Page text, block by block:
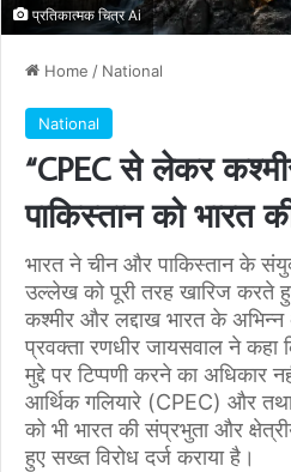
प्रतिकात्मक चित्र Ai
Home / National
National
“CPEC से लेकर
पाकिस्तान को भारत
भारत ने चीन और पाकिस्तान के
उल्लेख को पूरी तरह खारिज करते
कश्मीर और लद्दाख भारत के
प्रवक्ता रणधीर जायसवाल ने कहा
मुद्दे पर टिप्पणी करने का अधिकार
आर्थिक गलियारे (CPEC) और
को भी भारत की संप्रभुता और
हुए सख्त विरोध दर्ज कराया है।